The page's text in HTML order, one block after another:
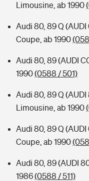
Limousine, ab 1990
Audi 80, 89 Q (AUDI
Coupe, ab 1990
Audi 80, 89 (AUDI
1990(0588 / 501)
Audi 80, 89 Q (AUDI
Limousine, ab 1990
Audi 80, 89 Q (AUDI
Coupe, ab 1990
Audi 80, 89 (AUDI
1986(0588 / 511)